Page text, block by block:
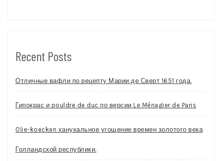
Recent Posts
Отличные вафли по рецепту Марии де Сверт 1651 года.
Гипокрас и pouldre de duc по версии Le Ménagier de Paris
Olie-koecken ханукальное угощение времен золотого века
Голландской республики.